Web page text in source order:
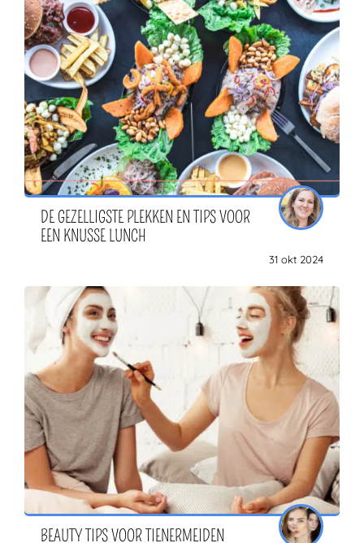
DE GEZELLIGSTE PLEKKEN EN TIPS VOOR
EEN KNUSSE LUNCH
31 okt 2024
BEAUTY TIPS VOOR TIENERMEIDEN